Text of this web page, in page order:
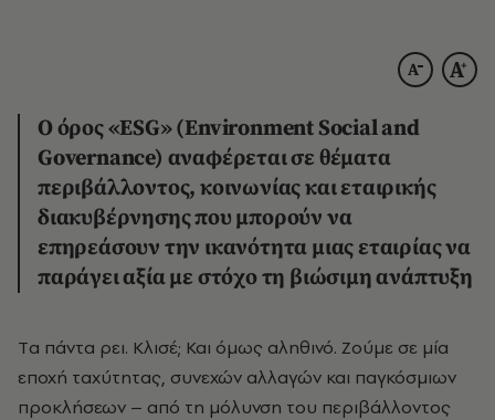
Ο όρος «ESG» (Environment Social and
Governance) αναφέρεται σε θέματα
περιβάλλοντος, κοινωνίας και εταιρικής
διακυβέρνησης που μπορούν να
επηρεάσουν την ικανότητα μιας εταιρίας να
παράγει αξία με στόχο τη βιώσιμη ανάπτυξη
Tα πάντα ρει. Κλισέ; Και όμως αληθινό. Ζούμε σε μία
εποχή ταχύτητας, συνεχών αλλαγών και παγκόσμιων
προκλήσεων – από τη μόλυνση του περιβάλλοντος